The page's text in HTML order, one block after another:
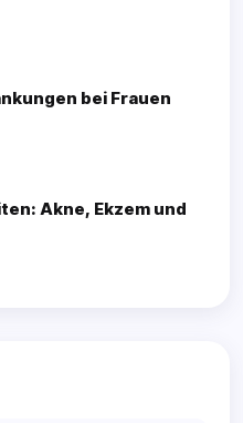
bei Frauen
Akne, Ekzem und